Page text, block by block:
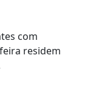
com
residem